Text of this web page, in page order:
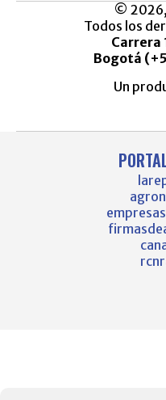
© 2026,
Todos los
Carrera
Bogotá
Un